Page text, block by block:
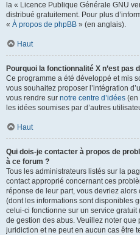
la « Licence Publique Générale GNU
distribué gratuitement. Pour plus
« À propos de phpBB » (en anglais).
Haut
Pourquoi la fonctionnalité X n’est pas
Ce programme a été développé et mis
vous souhaitez proposer l’intégration
vous rendre sur notre centre d’idées (en
les idées soumises par d’autres
Haut
Qui dois-je contacter à propos de
à ce forum ?
Tous les administrateurs listés sur la
contact approprié concernant ces
réponse de leur part, vous devriez
(dont les informations sont disponibles
celui-ci fonctionne sur un service gratuit
de gestion des abus. Veuillez noter que
juridiction et ne peut en aucun cas être